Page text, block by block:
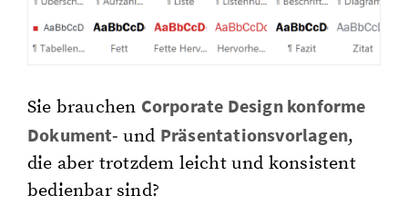
Sie brau­chen Cor­po­ra­te De­sign kon­for­me
Do­ku­ment- und Prä­sen­ta­ti­ons­vor­la­gen,
die aber trotz­dem leicht und kon­sis­tent
be­dien­bar sind?